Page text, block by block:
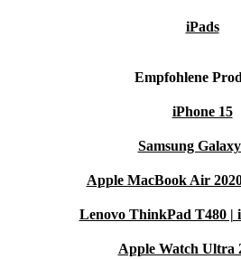
iPads
Empfohlene
iPhone 15
Samsung
Apple MacBook Air
Lenovo ThinkPad T480 |
Apple Watch Ultra